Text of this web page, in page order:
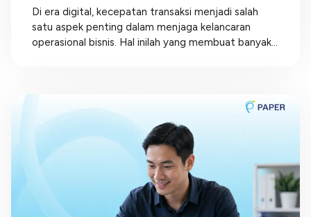
Di era digital, kecepatan transaksi menjadi salah
satu aspek penting dalam menjaga kelancaran
operasional bisnis. Hal inilah yang membuat banyak...